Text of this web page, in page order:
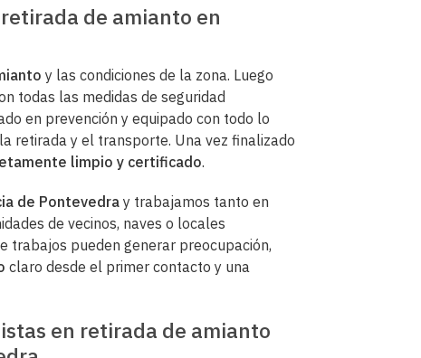
de amianto en
y las condiciones de la zona. Luego
todas las medidas de seguridad
en prevención y equipado con todo lo
retirada y el transporte. Una vez finalizado
limpio y certificado.
de Pontevedray trabajamos tanto en
de vecinos, naves o locales
trabajos pueden generar preocupación,
claro desde el primer contacto y una
en retirada de amianto